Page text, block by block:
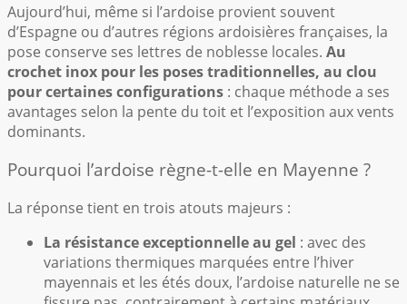
Aujourd’hui, même si l’ardoise provient souvent
d’Espagne ou d’autres régions ardoisières françaises, la
pose conserve ses lettres de noblesse locales. Au
crochet inox pour les poses traditionnelles, au clou
pour certaines configurations : chaque méthode a ses
avantages selon la pente du toit et l’exposition aux vents
dominants.
Pourquoi l’ardoise règne-t-elle en Mayenne ?
La réponse tient en trois atouts majeurs :
La résistance exceptionnelle au gel : avec des
variations thermiques marquées entre l’hiver
mayennais et les étés doux, l’ardoise naturelle ne se